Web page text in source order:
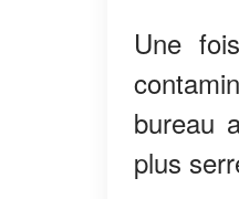
Une
bureau
plus